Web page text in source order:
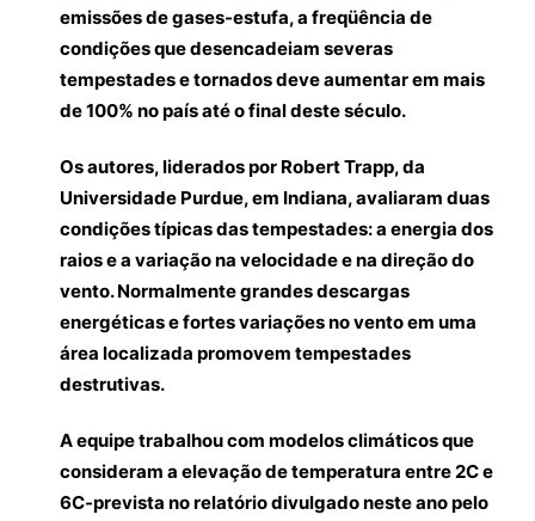
emissões de gases-estufa, a freqüência de
condições que desencadeiam severas
tempestades e tornados deve aumentar em mais
de 100% no país até o final deste século.
Os autores, liderados por Robert Trapp, da
Universidade Purdue, em Indiana, avaliaram duas
condições típicas das tempestades: a energia dos
raios e a variação na velocidade e na direção do
vento. Normalmente grandes descargas
energéticas e fortes variações no vento em uma
área localizada promovem tempestades
destrutivas.
A equipe trabalhou com modelos climáticos que
consideram a elevação de temperatura entre 2C e
6C-prevista no relatório divulgado neste ano pelo